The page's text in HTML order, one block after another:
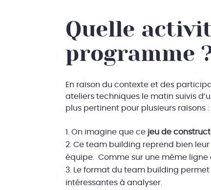
Quelle
programme
En raison du contexte et des
ateliers techniques le matin suivis
plus pertinent pour plusieurs raisons :
On imagine que ce jeu de
Ce team building reprend bien
équipe. Comme sur une même ligne
Le format du team building permet
intéressantes à analyser.